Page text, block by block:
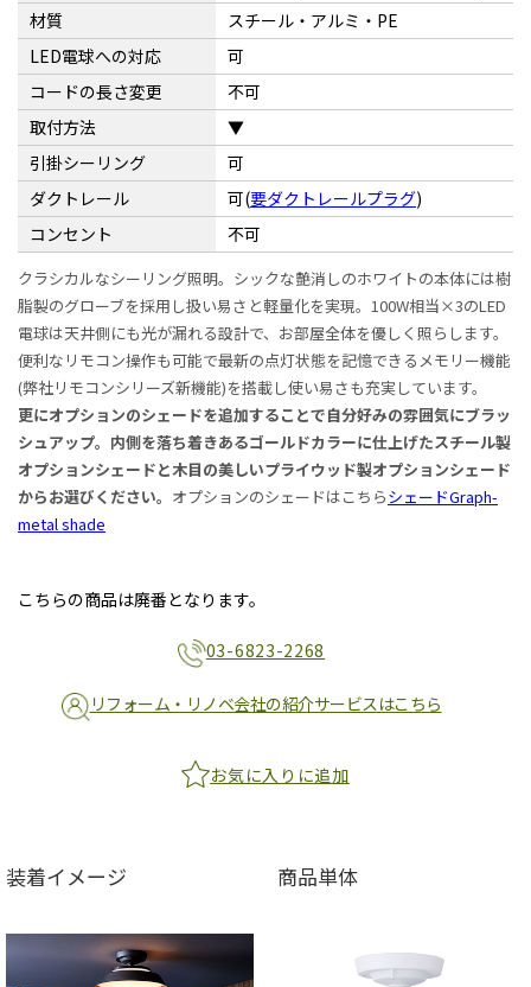
材質
スチール・アルミ・PE
LED電球への対応
可
コードの長さ変更
不可
取付方法
▼
引掛シーリング
可
ダクトレール
可(要ダクトレールプラグ)
コンセント
不可
クラシカルなシーリング照明。シックな艶消しのホワイトの本体には樹
脂製のグローブを採用し扱い易さと軽量化を実現。100W相当×3のLED
電球は天井側にも光が漏れる設計で、お部屋全体を優しく照らします。
便利なリモコン操作も可能で最新の点灯状態を記憶できるメモリー機能
(弊社リモコンシリーズ新機能)を搭載し使い易さも充実しています。
更にオプションのシェードを追加することで自分好みの雰囲気にブラッ
シュアップ。内側を落ち着きあるゴールドカラーに仕上げたスチール製
オプションシェードと木目の美しいプライウッド製オプションシェード
からお選びください。 オプションのシェードはこちらシェードGraph-
metal shade
こちらの商品は廃番となります。
03-6823-2268
リフォーム・リノベ会社の紹介サービスはこちら
お気に入りに追加
装着イメージ 商品単体